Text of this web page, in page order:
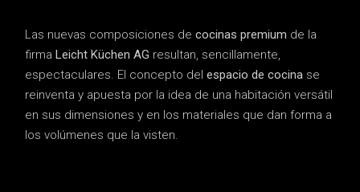
Las nuevas composiciones decocinas premium de la
firmaLeicht Küchen AG resultan, sencillamente,
espectaculares. El concepto del espacio de cocina se
reinventa y apuesta por la idea de una habitación versátil
en sus dimensiones y en los materiales que dan forma a
los volúmenes que la visten.